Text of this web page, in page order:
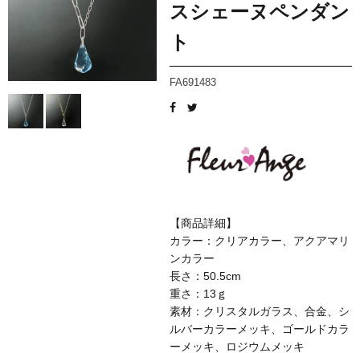
スシェーヌペンダン
ト
FA691483
【商品詳細】
カラー：クリアカラー、アクアマリ
ンカラー
長さ：50.5cm
重さ：13ｇ
素材：クリスタルガラス、合金、シ
ルバーカラーメッキ、ゴールドカラ
ーメッキ、ロジウムメッキ